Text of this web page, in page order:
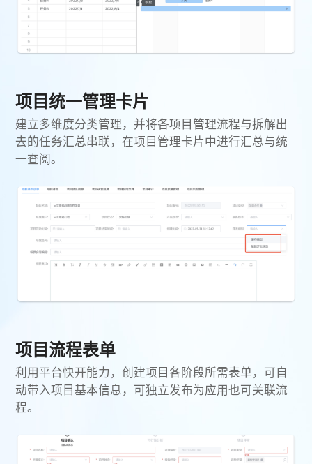
项目统一管理卡片
建立多维度分类管理，并将各项目管理流程与拆解出
去的任务汇总串联，在项目管理卡片中进行汇总与统
一查阅。
项目流程表单
利用平台快开能力，创建项目各阶段所需表单，可自
动带入项目基本信息，可独立发布为应用也可关联流
程。